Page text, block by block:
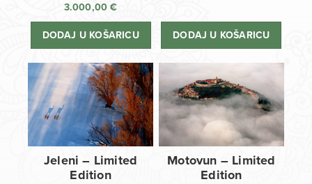
3.000,00€
DODAJ U KOŠARICU DODAJ U KOŠARICU
Jeleni – Limited
Edition
Motovun – Limited
Edition